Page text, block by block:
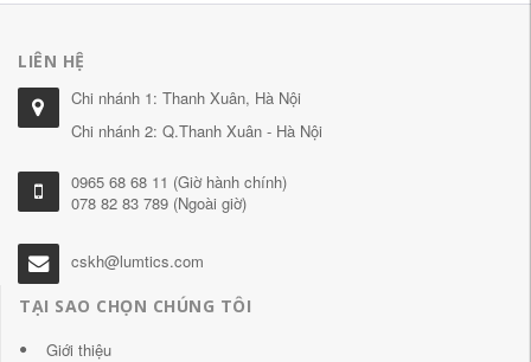
LIÊN HỆ
Chi nhánh 1: Thanh Xuân, Hà Nội
Chi nhánh 2: Q.Thanh Xuân - Hà Nội
0965 68 68 11 (Giờ hành chính)
078 82 83 789 (Ngoài giờ)
cskh@lumtics.com
TẠI SAO CHỌN CHÚNG TÔI
Giới thiệu